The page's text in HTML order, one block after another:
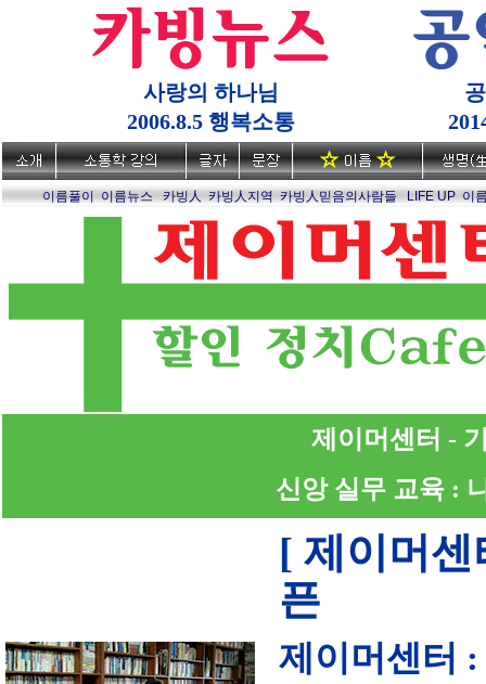
사랑의 하나님
2006.8.5 행복소통
이름풀이 이름뉴스 카빙人 카빙人지역 카빙人믿음의사람들 LIFE UP 이
제이머센터 -
신앙 실무 교육 :
[ 제이머센
픈
제이머센터